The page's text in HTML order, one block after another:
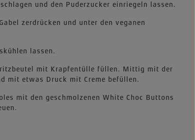
und den Puderzucker einriegeln lassen.
zerdrücken und unter den veganen
lassen.
mit Krapfentülle füllen. Mittig mit der
mit etwas Druck mit Creme befüllen.
mit den geschmolzenen White Choc Buttons